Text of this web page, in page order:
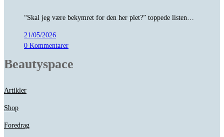
“Skal jeg være bekymret for den her plet?” toppede listen…
21/05/2026
0 Kommentarer
Beautyspace
Artikler
Shop
Foredrag